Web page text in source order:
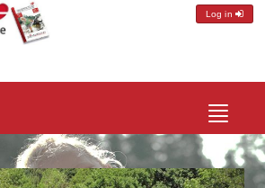
Log in
Toggle